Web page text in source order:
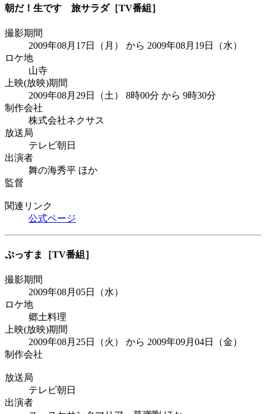
朝だ！生です 旅サラダ［TV番組］
撮影期間
2009年08月17日（月） から 2009年08月19日（水）
ロケ地
山寺
上映(放映)期間
2009年08月29日（土） 8時00分 から 9時30分
制作会社
株式会社ネクサス
放送局
テレビ朝日
出演者
舞の海秀平 ほか
監督
関連リンク
公式ページ
ぷっすま ［TV番組］
撮影期間
2009年08月05日（水）
ロケ地
郷土料理
上映(放映)期間
2009年08月25日（火） から 2009年09月04日（金）
制作会社
放送局
テレビ朝日
出演者